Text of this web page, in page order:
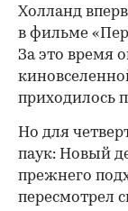
Холланд
в фильме
За это время
приходилось
Но для
паук: Новый
прежнего
пересмотрел